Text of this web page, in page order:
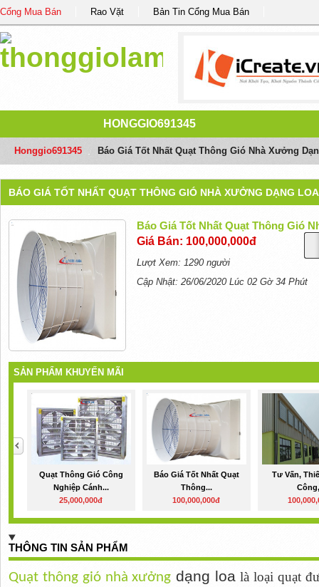
Cổng Mua Bán Rao Vặt Bản Tin Cổng Mua Bán
HONGGIO691345
Honggio691345 Báo Giá Tốt Nhất Quạt Thông Gió Nhà Xưởng
BÁO GIÁ TỐT NHẤT QUẠT THÔNG GIÓ NHÀ XƯỞNG DẠNG LOA
Báo Giá Tốt Nhất Quạt Thông Gió
Giá Bán: 100,000,000đ
Lượt Xem: 1290 người
Cập Nhật: 26/06/2020 Lúc 02 Gờ 34 Phút
SẢN PHẨM KHUYẾN MÃI
Quạt Thông Gió Công
Nghiệp Cánh...
25,000,000đ
Báo Giá Tốt Nhất Quạt
Thông...
100,000,000đ
Tư Vấn,
THÔNG TIN SẢN PHẨM
Quạt thông gió nhà xưởng dạng loa là loại quạt